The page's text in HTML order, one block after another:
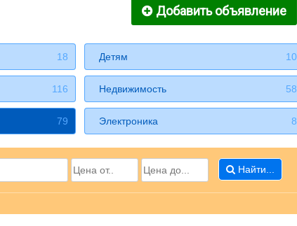
Добавить объявление
18 Детям
116 Недвижимость
79 Электроника
Найти...